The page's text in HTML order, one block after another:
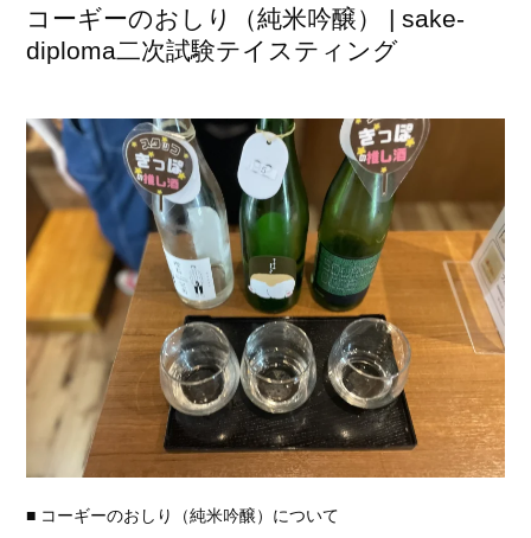
コーギーのおしり（純米吟醸） | sake-
diploma二次試験テイスティング
■ コーギーのおしり（純米吟醸）について